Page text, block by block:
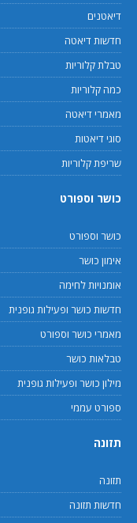
דיאטנים
חדשות דיאטה
טבלת קלוריות
כמה קלוריות
מאמרי דיאטה
סוגי דיאטות
שריפת קלוריות
כושר וספורט
כושר וספורט
אימון כושר
אומנויות לחימה
חדשות כושר ופעילות גופנית
מאמרי כושר וספורט
טבלאות כושר
מילון כושר ופעילות גופנית
ספורט עממי
תזונה
תזונה
חדשות תזונה